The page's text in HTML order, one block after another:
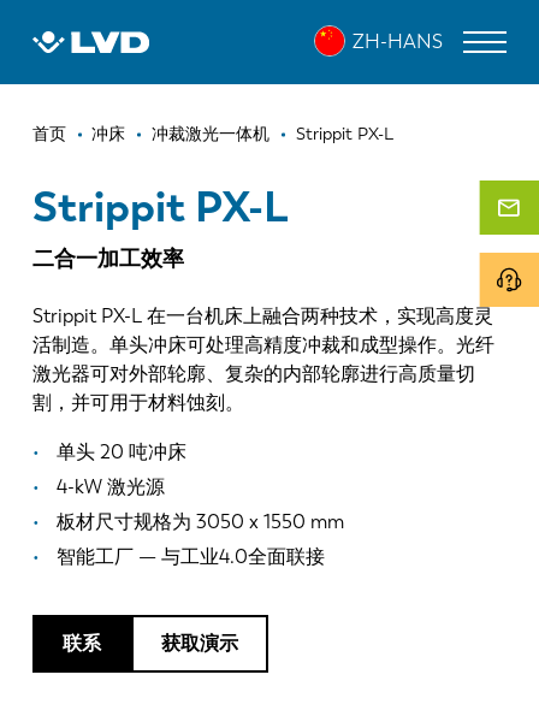
ZH-HANS
面
屑
首页 冲床 冲裁激光一体机 Strippit PX-L
Strippit PX-L
二合一加工效率
Strippit PX-L 在一台机床上融合两种技术，实现高度灵
活制造。单头冲床可处理高精度冲裁和成型操作。光纤
激光器可对外部轮廓、复杂的内部轮廓进行高质量切
割，并可用于材料蚀刻。
单头 20 吨冲床
4-kW 激光源
板材尺寸规格为 3050 x 1550 mm
智能工厂 — 与工业4.0全面联接
联系 获取演示
STRIPPIT PX-L
激光切割机
折弯中心
剪板机
软件
客户服务
关于 LVD
客户案例
展会活动